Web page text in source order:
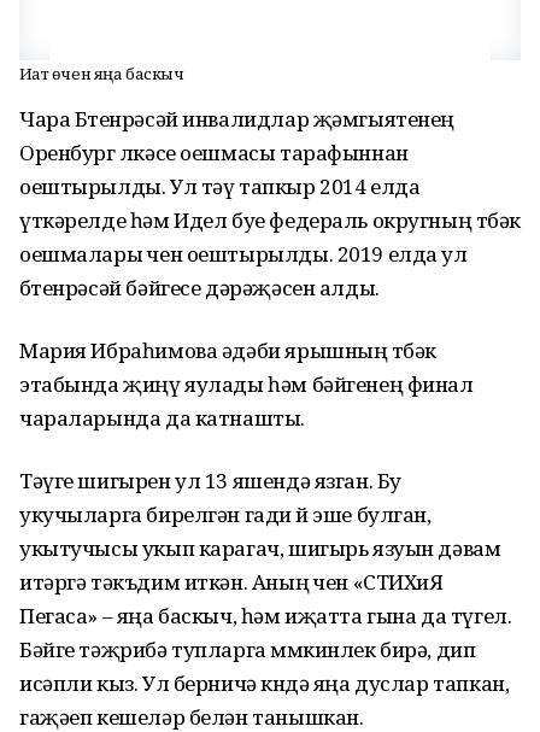
Иҗат өчен яңа баскыч
Чара Бөтенрәсәй инвалидлар җәмгыятенең
Оренбург өлкәсе оешмасы тарафыннан
оештырылды. Ул тәү тапкыр 2014 елда
үткәрелде һәм Идел буе федераль округның төбәк
оешмалары өчен оештырылды. 2019 елда ул
бөтенрәсәй бәйгесе дәрәҗәсен алды.
Мария Ибраһимова әдәби ярышның төбәк
этабында җиңү яулады һәм бәйгенең финал
чараларында да катнашты.
Тәүге шигырен ул 13 яшендә язган. Бу
укучыларга бирелгән гади өй эше булган,
укытучысы укып карагач, шигырь язуын дәвам
итәргә тәкъдим иткән. Аның өчен «СТИХиЯ
Пегаса» – яңа баскыч, һәм иҗатта гына да түгел.
Бәйге тәҗрибә тупларга мөмкинлек бирә, дип
исәпли кыз. Ул берничә көндә яңа дуслар тапкан,
гаҗәеп кешеләр белән танышкан.